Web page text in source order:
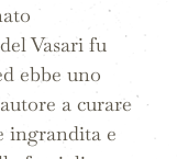
Vasari fu
ebbe uno
a curare
ingrandita e